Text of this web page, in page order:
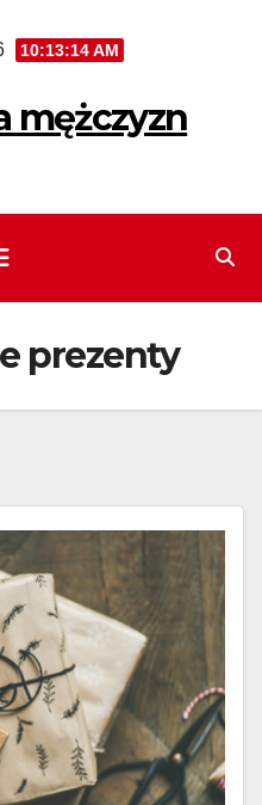
10:13:15 AM
mężczyzn
prezenty